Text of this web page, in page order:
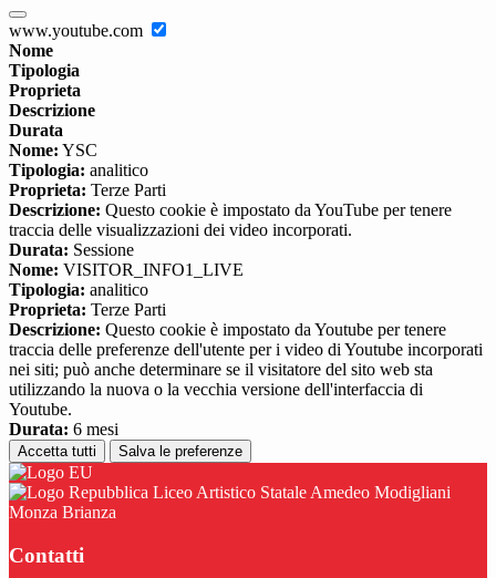
www.youtube.com
Nome
Tipologia
Proprieta
Descrizione
Durata
Nome: YSC
Tipologia: analitico
Proprieta: Terze Parti
Descrizione: Questo cookie è impostato da YouTube per tenere
traccia delle visualizzazioni dei video incorporati.
Durata: Sessione
Nome: VISITOR_INFO1_LIVE
Tipologia: analitico
Proprieta: Terze Parti
Descrizione: Questo cookie è impostato da Youtube per tenere
traccia delle preferenze dell'utente per i video di Youtube incorporati
nei siti; può anche determinare se il visitatore del sito web sta
utilizzando la nuova o la vecchia versione dell'interfaccia di
Youtube.
Durata: 6 mesi
Accetta tutti Salva le preferenze
Liceo Artistico Statale Amedeo Modigliani
Monza Brianza
Contatti